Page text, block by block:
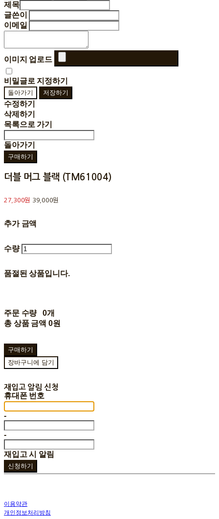
제목
글쓴이
이메일
이미지 업로드
비밀글로 지정하기
돌아가기 저장하기
수정하기
삭제하기
목록으로 가기
돌아가기
구매하기
더블 머그 블랙 (TM61004)
27,300원 39,000원
추가 금액
수량
품절된 상품입니다.
주문 수량
0개
총 상품 금액 0원
구매하기
장바구니에 담기
재입고 알림 신청
휴대폰 번호
-
-
재입고 시 알림
신청하기
이용약관
개인정보처리방침